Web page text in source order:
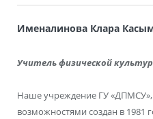
Именалинова Клара
Учитель физической
Наше учреждение ГУ «ДПМСУ»,
возможностями создан в 1981